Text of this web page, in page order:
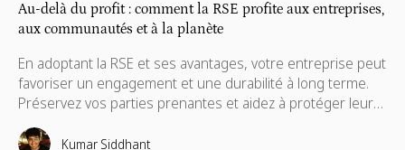
Au-delà du profit : comment la RSE profite aux entreprises,
aux communautés et à la planète
En adoptant la RSE et ses avantages, votre entreprise peut
favoriser un engagement et une durabilité à long terme.
Préservez vos parties prenantes et aidez à protéger leurs
intérêts, qui sont également nécessaires à leur
avancement.Kumar Siddhant